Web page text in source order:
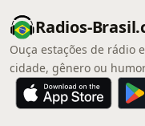
Radios-
Ouça estações de rádio
cidade, gênero ou